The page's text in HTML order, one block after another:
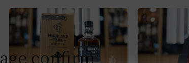
age confirm